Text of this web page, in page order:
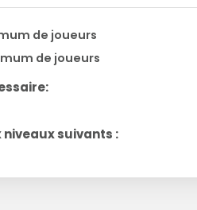
de joueurs
de joueurs
niveaux suivants :